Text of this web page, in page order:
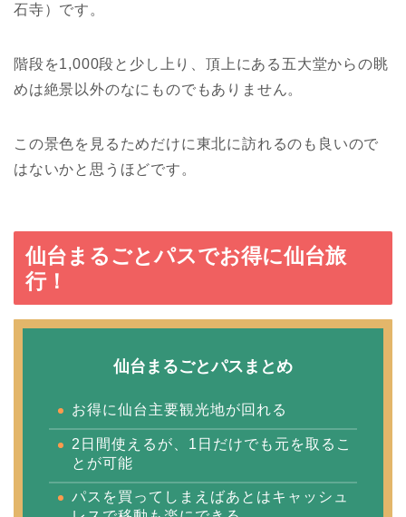
石寺）です。
階段を1,000段と少し上り、頂上にある五大堂からの眺
めは絶景以外のなにものでもありません。
この景色を見るためだけに東北に訪れるのも良いので
はないかと思うほどです。
仙台まるごとパスでお得に仙台旅
行！
仙台まるごとパスまとめ
お得に仙台主要観光地が回れる
2日間使えるが、1日だけでも元を取るこ
とが可能
パスを買ってしまえばあとはキャッシュ